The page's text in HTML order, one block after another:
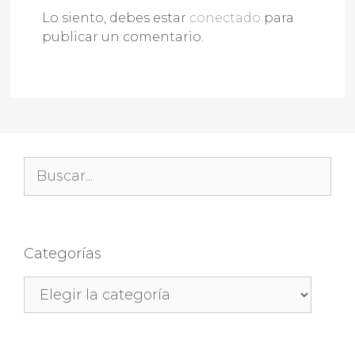
Lo siento, debes estar conectado para
publicar un comentario.
Categorías